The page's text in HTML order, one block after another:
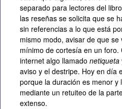
separado para lectores del
las reseñas se solicita que se
sin referencias a lo que está
mismo modo, avisar de que
mínimo de cortesía en un foro.
internet algo llamado netiqueta
aviso y el destripe. Hoy en día
porque la duración es menor
mediante un retuiteo de la
extenso.